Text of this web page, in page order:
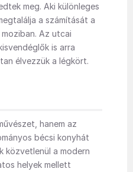
meg. Aki különleges
a számítását a
moziban. Az utcai
is arra
élvezzük a légkört.
hanem az
bécsi konyhát
közvetlenül a modern
helyek mellett